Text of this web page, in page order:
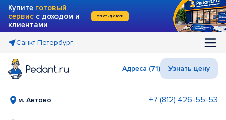
Купите готовый
сервис с доходом и
клиентами
Узнать детали
Санкт-Петербург
Адреса (71) Узнать цену
м. Автово +7 (812) 426-55-53